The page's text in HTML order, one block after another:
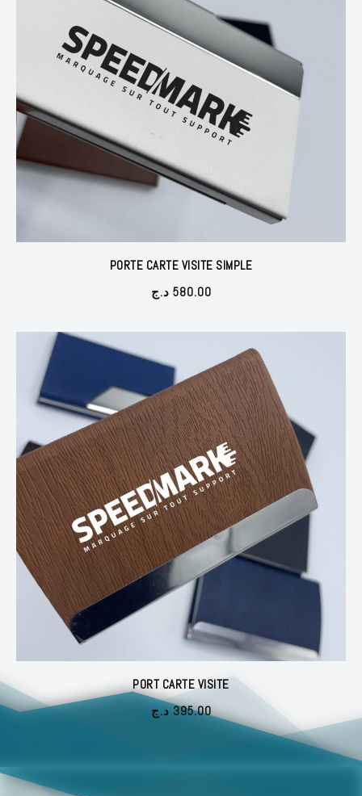
PORTE CARTE VISITE SIMPLE
580.00 د.ج
PORT CARTE VISITE
395.00 د.ج